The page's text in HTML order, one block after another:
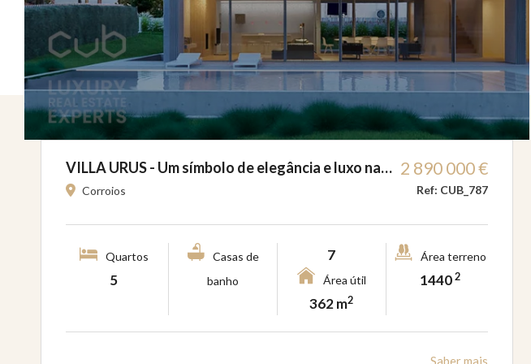
VILLA URUS - Um símbolo de elegância e luxo na…
Corroios
2 890 000 €
Ref: CUB_787
Quartos
5
Casas de
banho
7
Área útil
362 m2
Área terreno
14402
Saber mais